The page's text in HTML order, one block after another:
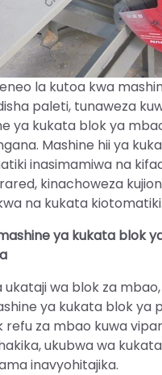
la kutoa kwa
paleti, tunaweza
ya kukata blok ya
Mashine hii ya
inasimamiwa na
kinachoweza
na kukata
ya kukata blok
ukataji wa blok za
ya kukata blok ya
refu za mbao kuwa
ukubwa wa
inavyohitajika.